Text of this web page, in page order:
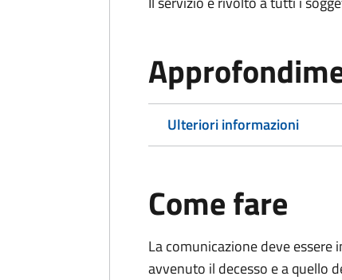
Ulteriori informazioni
Come fare
La comunicazione deve
avvenuto il decesso e a quello